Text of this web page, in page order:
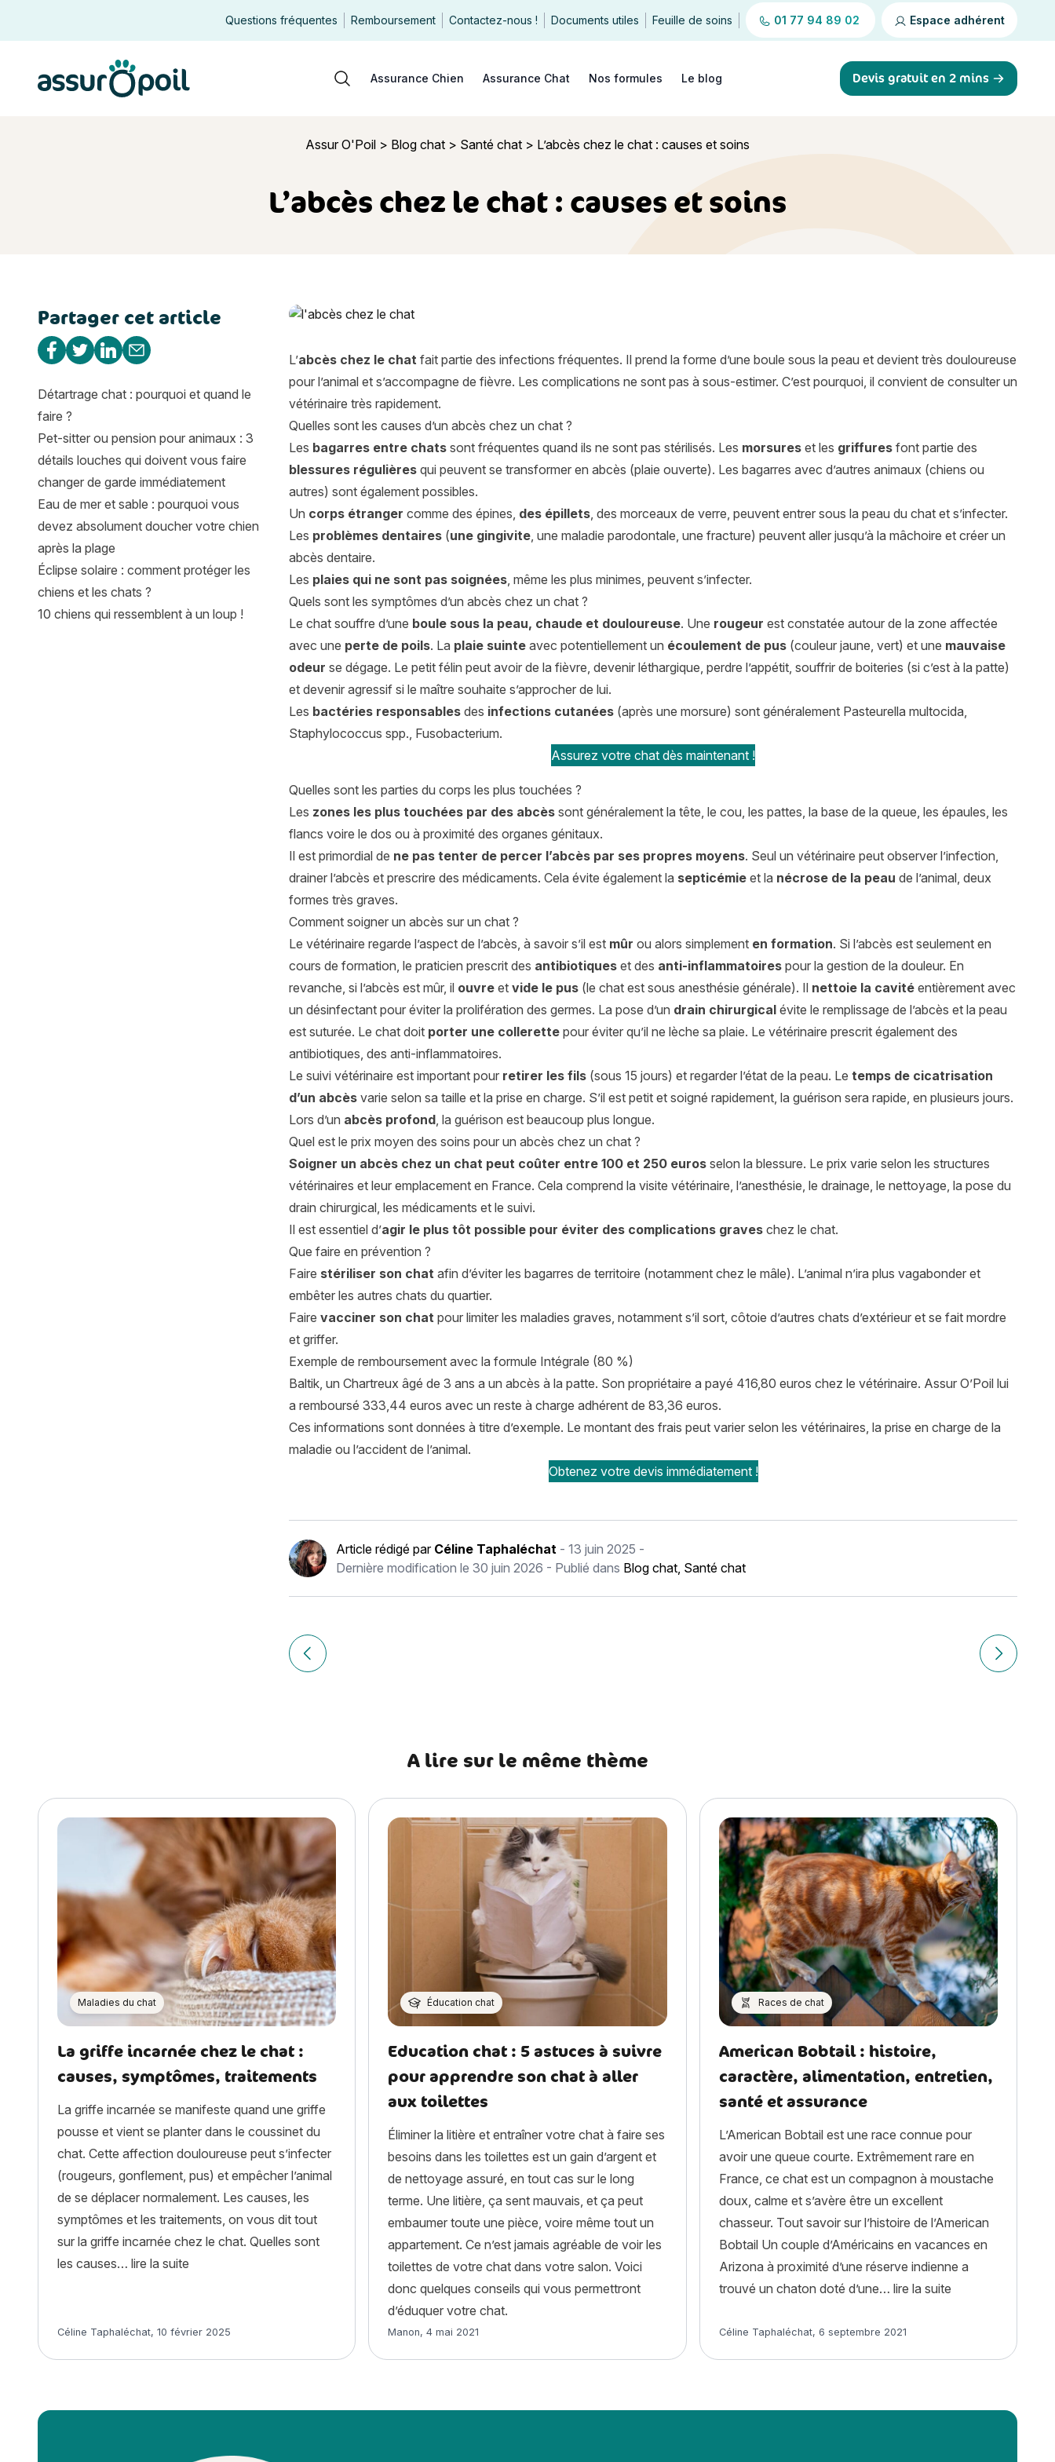
Questions fréquentes Remboursement Contactez-nous ! Documents utiles Feuille de soins 01 77 94 89 02 Espace adhérent
Rechercher
Assurance Chien Assurance Chat Nos formules Le blog Devis gratuit en 2 mins
Assur O'Poil > Blog chat > Santé chat > L’abcès chez le chat : causes et soins
L’abcès chez le chat : causes et soins
L’abcès chez le chat : causes et soins
L’abcès chez le chat fait partie des infections fréquentes. Il prend la forme d’une boule sous la peau et devient très douloureuse
pour l’animal et s’accompagne de fièvre. Les complications ne sont pas à sous-estimer. C’est pourquoi, il convient de consulter un
vétérinaire très rapidement.
Quelles sont les causes d’un abcès chez un chat ?
Les bagarres entre chats sont fréquentes quand ils ne sont pas stérilisés. Les morsures et les griffures font partie des
blessures régulières qui peuvent se transformer en abcès (plaie ouverte). Les bagarres avec d’autres animaux (chiens ou
autres) sont également possibles.
Un corps étranger comme des épines, des épillets, des morceaux de verre, peuvent entrer sous la peau du chat et s’infecter.
Les problèmes dentaires (une gingivite, une maladie parodontale, une fracture) peuvent aller jusqu’à la mâchoire et créer un
abcès dentaire.
Les plaies qui ne sont pas soignées, même les plus minimes, peuvent s’infecter.
Quels sont les symptômes d’un abcès chez un chat ?
Le chat souffre d’une boule sous la peau, chaude et douloureuse. Une rougeur est constatée autour de la zone affectée
avec une perte de poils. La plaie suinte avec potentiellement un écoulement de pus (couleur jaune, vert) et une mauvaise
odeur se dégage. Le petit félin peut avoir de la fièvre, devenir léthargique, perdre l’appétit, souffrir de boiteries (si c’est à la patte)
et devenir agressif si le maître souhaite s’approcher de lui.
Les bactéries responsables des infections cutanées (après une morsure) sont généralement Pasteurella multocida,
Staphylococcus spp., Fusobacterium.
Assurez votre chat dès maintenant !
Quelles sont les parties du corps les plus touchées ?
Les zones les plus touchées par des abcès sont généralement la tête, le cou, les pattes, la base de la queue, les épaules, les
flancs voire le dos ou à proximité des organes génitaux.
Il est primordial de ne pas tenter de percer l’abcès par ses propres moyens. Seul un vétérinaire peut observer l’infection,
drainer l’abcès et prescrire des médicaments. Cela évite également la septicémie et la nécrose de la peau de l’animal, deux
formes très graves.
Comment soigner un abcès sur un chat ?
Le vétérinaire regarde l’aspect de l’abcès, à savoir s’il est mûr ou alors simplement en formation. Si l’abcès est seulement en
cours de formation, le praticien prescrit des antibiotiques et des anti-inflammatoires pour la gestion de la douleur. En
revanche, si l’abcès est mûr, il ouvre et vide le pus (le chat est sous anesthésie générale). Il nettoie la cavité entièrement avec
un désinfectant pour éviter la prolifération des germes. La pose d’un drain chirurgical évite le remplissage de l’abcès et la peau
est suturée. Le chat doit porter une collerette pour éviter qu’il ne lèche sa plaie. Le vétérinaire prescrit également des
antibiotiques, des anti-inflammatoires.
Le suivi vétérinaire est important pour retirer les fils (sous 15 jours) et regarder l’état de la peau. Le temps de cicatrisation
d’un abcès varie selon sa taille et la prise en charge. S’il est petit et soigné rapidement, la guérison sera rapide, en plusieurs jours.
Lors d’un abcès profond, la guérison est beaucoup plus longue.
Quel est le prix moyen des soins pour un abcès chez un chat ?
Soigner un abcès chez un chat peut coûter entre 100 et 250 euros selon la blessure. Le prix varie selon les structures
vétérinaires et leur emplacement en France. Cela comprend la visite vétérinaire, l’anesthésie, le drainage, le nettoyage, la pose du
drain chirurgical, les médicaments et le suivi.
Il est essentiel d’agir le plus tôt possible pour éviter des complications graves chez le chat.
Que faire en prévention ?
Faire stériliser son chat afin d’éviter les bagarres de territoire (notamment chez le mâle). L’animal n’ira plus vagabonder et
embêter les autres chats du quartier.
Faire vacciner son chat pour limiter les maladies graves, notamment s’il sort, côtoie d’autres chats d’extérieur et se fait mordre
et griffer.
Exemple de remboursement avec la formule Intégrale (80 %)
Baltik, un Chartreux âgé de 3 ans a un abcès à la patte. Son propriétaire a payé 416,80 euros chez le vétérinaire. Assur O’Poil lui
a remboursé 333,44 euros avec un reste à charge adhérent de 83,36 euros.
Ces informations sont données à titre d’exemple. Le montant des frais peut varier selon les vétérinaires, la prise en charge de la
maladie ou l’accident de l’animal.
Obtenez votre devis immédiatement !
Article rédigé par Céline Taphaléchat - 13 juin 2025 -
Dernière modification le 30 juin 2026 - Publié dans Blog chat, Santé chat
Navigation
de
Article précédent Faut-il vacciner un chat qui ne sort pas ? Article
Partager cet article
Partager sur Facebook
Partager sur Twitter
Partager sur Linkedin
Partager par e-mail
Détartrage chat : pourquoi et quand le
faire ?
Pet-sitter ou pension pour animaux : 3
détails louches qui doivent vous faire
changer de garde immédiatement
Eau de mer et sable : pourquoi vous
devez absolument doucher votre chien
après la plage
Éclipse solaire : comment protéger les
chiens et les chats ?
10 chiens qui ressemblent à un loup !
A lire sur le même thème
Maladies du chat
La griffe incarnée chez le chat :
causes, symptômes, traitements
La griffe incarnée se manifeste quand une griffe
pousse et vient se planter dans le coussinet du
chat. Cette affection douloureuse peut s’infecter
(rougeurs, gonflement, pus) et empêcher l’animal
de se déplacer normalement. Les causes, les
symptômes et les traitements, on vous dit tout
sur la griffe incarnée chez le chat. Quelles sont
les causes… lire la suite « La griffe incarnée chez le chat : causes, symptômes, traitements »
Article rédigé par
Céline Taphaléchat, 10 février 2025
Éducation chat
Education chat : 5 astuces à suivre
pour apprendre son chat à aller
aux toilettes
Éliminer la litière et entraîner votre chat à faire ses
besoins dans les toilettes est un gain d’argent et
de nettoyage assuré, en tout cas sur le long
terme. Une litière, ça sent mauvais, et ça peut
embaumer toute une pièce, voire même tout un
appartement. Ce n’est jamais agréable de voir les
toilettes de votre chat dans votre salon. Voici
donc quelques conseils qui vous permettront
d’éduquer votre chat.
Article rédigé par
Manon,4 mai 2021
Races de chat
American Bobtail : histoire,
caractère, alimentation, entretien,
santé et assurance
L’American Bobtail est une race connue pour
avoir une queue courte. Extrêmement rare en
France, ce chat est un compagnon à moustache
doux, calme et s’avère être un excellent
chasseur. Tout savoir sur l’histoire de l’American
Bobtail Un couple d’Américains en vacances en
Arizona à proximité d’une réserve indienne a
trouvé un chaton doté d’une… lire la suite« American
Article rédigé par
Céline Taphaléchat, 6 septembre 2021